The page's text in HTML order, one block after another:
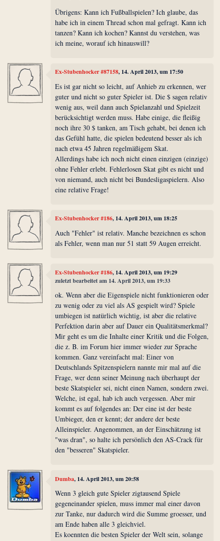
Übrigens: Kann ich Fußballspielen? Ich glaube, das
habe ich in einem Thread schon mal gefragt. Kann ich
tanzen? Kann ich kochen? Kannst du verstehen, was
ich meine, worauf ich hinauswill?
Ex-Stubenhocker #87158, 14. April 2013, um 17:50
Es ist gar nicht so leicht, auf Anhieb zu erkennen, wer
guter und nicht so guter Spieler ist. Die $ sagen relativ
wenig aus, weil dann auch Spielanzahl und Spielzeit
berücksichtigt werden muss. Habe einige, die fleißig
noch ihre 30 $ tanken, am Tisch gehabt, bei denen ich
das Gefühl hatte, die spielen bedeutend besser als ich
nach etwa 45 Jahren regelmäßigem Skat.
Allerdings habe ich noch nicht einen einzigen (einzige)
ohne Fehler erlebt. Fehlerlosen Skat gibt es nicht und
von niemand, auch nicht bei Bundesligaspielern. Also
eine relative Frage!
Ex-Stubenhocker #186, 14. April 2013, um 18:25
Auch "Fehler" ist relativ. Manche bezeichnen es schon
als Fehler, wenn man nur 51 statt 59 Augen erreicht.
Ex-Stubenhocker #186, 14. April 2013, um 19:29
zuletzt bearbeitet am 14. April 2013, um 19:33
ok. Wenn aber die Eigenspiele nicht funktionieren oder
zu wenig oder zu viel als AS gespielt wird? Spiele
umbiegen ist natürlich wichtig, ist aber die relative
Perfektion darin aber auf Dauer ein Qualitätsmerkmal?
Mir geht es um die Inhalte einer Kritik und die Folgen,
die z. B. im Forum hier immer wieder zur Sprache
kommen. Ganz vereinfacht mal: Einer von
Deutschlands Spitzenspielern nannte mir mal auf die
Frage, wer denn seiner Meinung nach überhaupt der
beste Skatspieler sei, nicht einen Namen, sondern zwei.
Welche, ist egal, hab ich auch vergessen. Aber mir
kommt es auf folgendes an: Der eine ist der beste
Umbieger, den er kennt; der andere der beste
Alleinspieler. Angenommen, an der Einschätzung ist
"was dran", so halte ich persönlich den AS-Crack für
den "besseren" Skatspieler.
Dumba, 14. April 2013, um 20:58
Wenn 3 gleich gute Spieler zigtausend Spiele
gegeneinander spielen, muss immer mal einer davon
zur Tanke, nur dadurch wird die Summe groesser, und
am Ende haben alle 3 gleichviel.
Es koennten die besten Spieler der Welt sein, solange